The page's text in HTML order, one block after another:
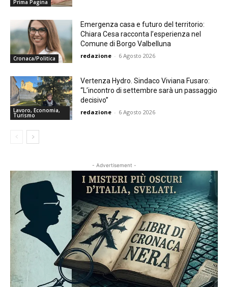
Prima Pagina
Cronaca/Politica
Emergenza casa e futuro del territorio:
Chiara Cesa racconta l’esperienza nel
Comune di Borgo Valbelluna
redazione - 6 Agosto 2026
Lavoro, Economia,
Turismo
Vertenza Hydro. Sindaco Viviana Fusaro:
“L’incontro di settembre sarà un passaggio
decisivo”
redazione - 6 Agosto 2026
- Advertisement -